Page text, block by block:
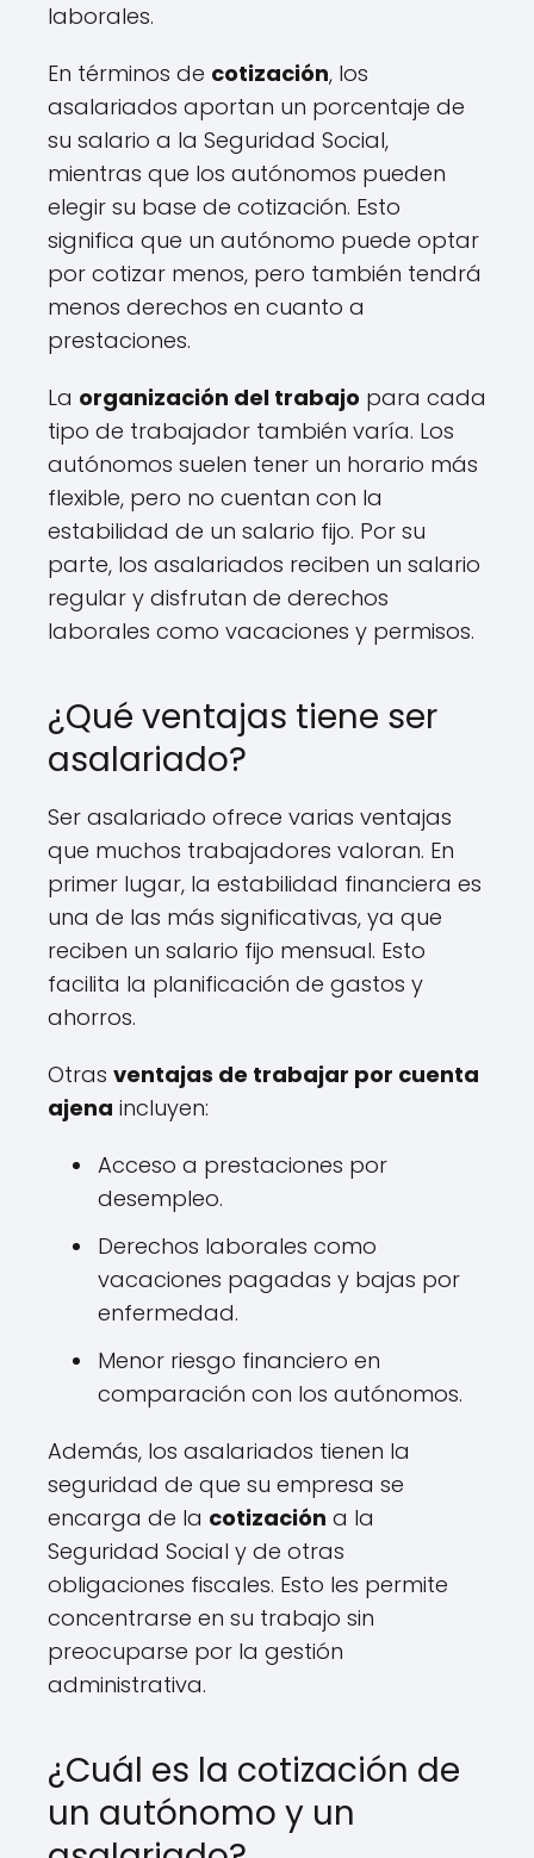
laborales.
En términos de cotización, los
asalariados aportan un porcentaje de
su salario a la Seguridad Social,
mientras que los autónomos pueden
elegir su base de cotización. Esto
significa que un autónomo puede optar
por cotizar menos, pero también tendrá
menos derechos en cuanto a
prestaciones.
La organización del trabajo para cada
tipo de trabajador también varía. Los
autónomos suelen tener un horario más
flexible, pero no cuentan con la
estabilidad de un salario fijo. Por su
parte, los asalariados reciben un salario
regular y disfrutan de derechos
laborales como vacaciones y permisos.
¿Qué ventajas tiene ser
asalariado?
Ser asalariado ofrece varias ventajas
que muchos trabajadores valoran. En
primer lugar, la estabilidad financiera es
una de las más significativas, ya que
reciben un salario fijo mensual. Esto
facilita la planificación de gastos y
ahorros.
Otras ventajas de trabajar por cuenta
ajena incluyen:
Acceso a prestaciones por
desempleo.
Derechos laborales como
vacaciones pagadas y bajas por
enfermedad.
Menor riesgo financiero en
comparación con los autónomos.
Además, los asalariados tienen la
seguridad de que su empresa se
encarga de la cotización a la
Seguridad Social y de otras
obligaciones fiscales. Esto les permite
concentrarse en su trabajo sin
preocuparse por la gestión
administrativa.
¿Cuál es la cotización de
un autónomo y un